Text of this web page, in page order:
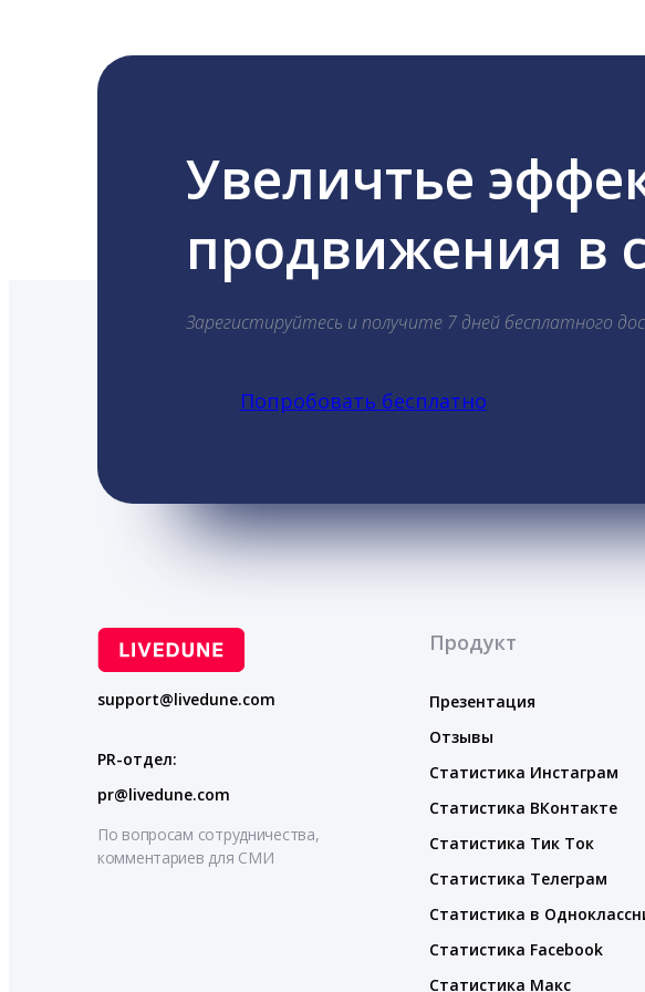
Увеличтье
продвижения в
Зарегистируйтесь и получите 7 дней бесплатного
Попробовать бесплатно
support@livedune.com
PR-отдел:
pr@livedune.com
По вопросам сотрудничества,
комментариев для СМИ
Продукт
Презентация
Отзывы
Статистика Инстаграм
Статистика ВКонтакте
Статистика Тик Ток
Статистика Телеграм
Статистика в
Статистика Facebook
Статистика Макс